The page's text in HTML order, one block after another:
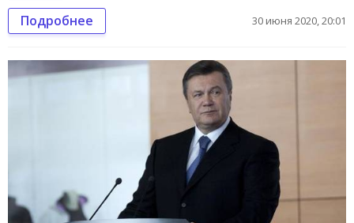
Подробнее 30 июня 2020, 20:01